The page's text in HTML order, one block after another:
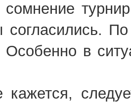
сомнение
Особенно в